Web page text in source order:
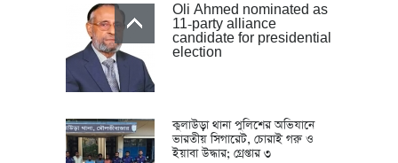
Oli Ahmed nominated as
11-party alliance
candidate for presidential
election
কুলাউড়া থানা পুলিশের অভিযানে
ভারতীয় সিগারেট, চোরাই গরু ও
ইয়াবা উদ্ধার; গ্রেপ্তার ৩